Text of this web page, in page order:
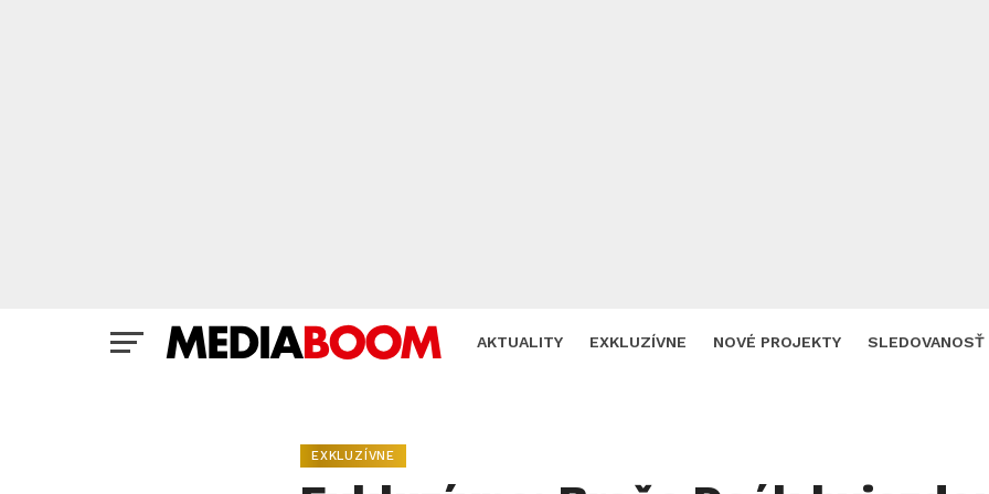
AKTUALITY EXKLUZÍVNE NOVÉ PROJEKTY SLEDOVANOSŤ
EXKLUZÍVNE